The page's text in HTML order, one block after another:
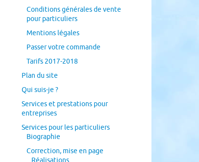
Conditions générales de vente
pour particuliers
Mentions légales
Passer votre commande
Tarifs 2017-2018
Plan du site
Qui suis-je ?
Services et prestations pour
entreprises
Services pour les particuliers
Biographie
Correction, mise en page
Réalisations